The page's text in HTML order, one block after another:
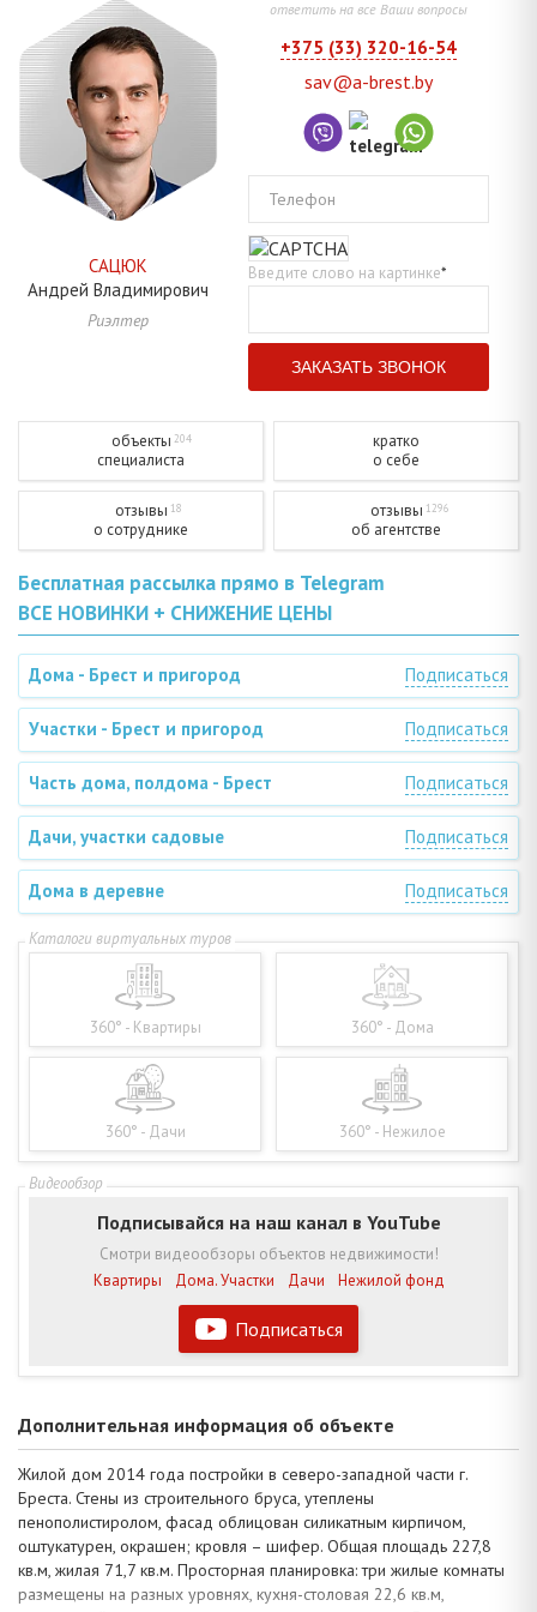
САЦЮК
Андрей Владимирович
Риэлтер
ответить на все Ваши вопросы
+375 (33) 320-16-54
sav@a-brest.by
Телефон
Введите слово на картинке*
объекты 204
специалиста
кратко
о себе
отзывы 18
о сотруднике
отзывы 1296
об агентстве
Бесплатная рассылка прямо в Telegram
ВСЕ НОВИНКИ + СНИЖЕНИЕ ЦЕНЫ
Дома - Брест и пригород Подписаться
Участки - Брест и пригород Подписаться
Часть дома, полдома - Брест Подписаться
Дачи, участки садовые Подписаться
Дома в деревне Подписаться
360° - Квартиры 360° - Дома
360° - Дачи 360° - Нежилое
Подписаться
Подписывайся на наш канал в YouTube
Смотри видеообзоры объектов недвижимости!
Квартиры
Дома. Участки Дачи Нежилой фонд
Дополнительная информация об объекте
Жилой дом 2014 года постройки в северо-западной части г.
Бреста. Стены из строительного бруса, утеплены
пенополистиролом, фасад облицован силикатным кирпичом,
оштукатурен, окрашен; кровля – шифер. Общая площадь 227,8
кв.м, жилая 71,7 кв.м. Просторная планировка: три жилые комнаты
размещены на разных уровнях, кухня-столовая 22,6 кв.м,